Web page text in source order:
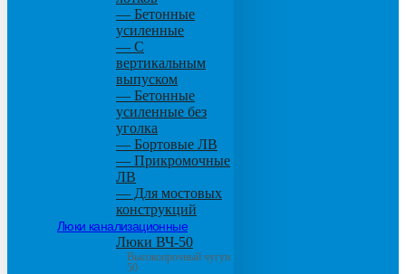
— Бетонные
усиленные
— С
вертикальным
выпуском
— Бетонные
усиленные без
уголка
— Бортовые ЛВ
— Прикромочные
ЛВ
— Для мостовых
конструкций
Люки канализационные
Люки ВЧ-50
Высокопрочный чугун
50